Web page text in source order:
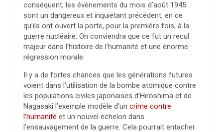
conséquent, les évènements du mois d’août 1945
sont un dangereux et inquiétant précédent, en ce
qu’ils ont ouvert la porte, pour la première fois, à la
guerre nucléaire. On conviendra que ce fut un recul
majeur dans l’histoire de l’humanité et une énorme
régression morale.
Il y a de fortes chances que les générations futures
voient dans l’utilisation de la bombe atomique contre
les populations civiles japonaises d’Hiroshima et de
Nagasaki l’exemple modèle d’un crime contre
l’humanité et un nouvel échelon dans
l’ensauvagement de la guerre. Cela pourrait entacher